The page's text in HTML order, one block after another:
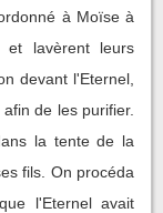
à Moïse à
et lavèrent leurs
devant l'Eternel,
de les purifier.
la tente de la
fils. On procéda
l'Eternel avait